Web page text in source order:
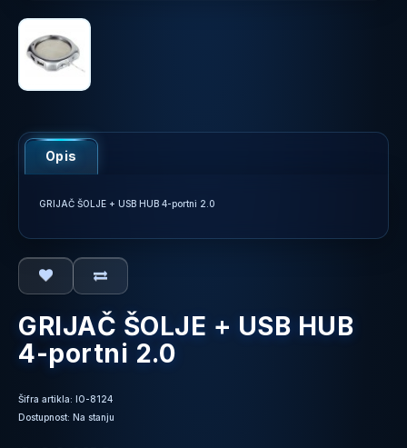
Opis
GRIJAČ ŠOLJE + USB HUB 4-portni 2.0
GRIJAČ ŠOLJE + USB HUB
4-portni 2.0
Šifra artikla: IO-8124
Dostupnost: Na stanju